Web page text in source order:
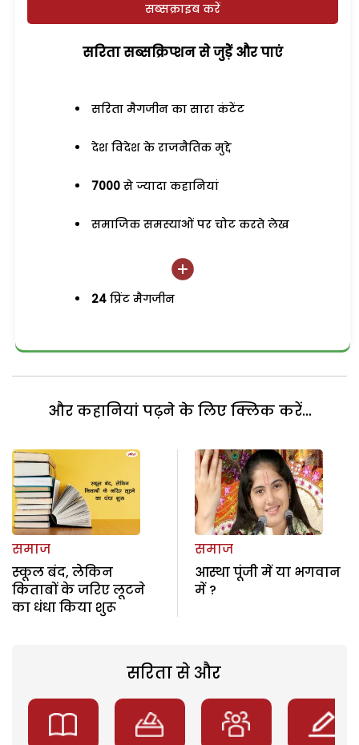
सब्सक्राइब करें
सरिता सब्सक्रिप्शन से जुड़ेें और पाएं
सरिता मैगजीन का सारा कंटेंट
देश विदेश के राजनैतिक मुद्दे
7000 से ज्यादा कहानियां
समाजिक समस्याओं पर चोट करते लेख
24 प्रिंट मैगजीन
और कहानियां पढ़ने के लिए क्लिक करें...
समाज
स्कूल बंद, लेकिन
किताबों के जरिए लूटने
का धंधा किया शुरू
समाज
आस्था पूंजी में या भगवान
में ?
सरिता से और